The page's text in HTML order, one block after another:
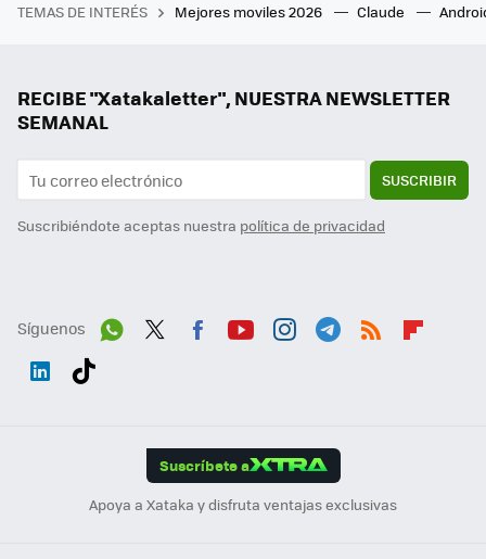
TEMAS DE INTERÉS Mejores moviles 2026 Claude
RECIBE "Xatakaletter", NUESTRA NEWSLETTER
SEMANAL
SUSCRIBIR
Suscribiéndote aceptas nuestra política de privacidad
Síguenos
Suscríbete a
Apoya a Xataka y disfruta ventajas exclusivas